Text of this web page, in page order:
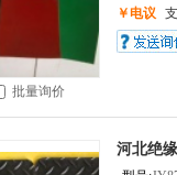
批量询价
￥电议
河北绝